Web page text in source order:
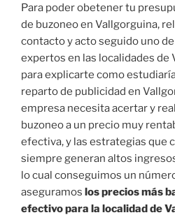
Para poder obetener tu
de buzoneo en Vallgorguina,
contacto y acto seguido uno
expertos en las localidades de
para explicarte como
reparto de publicidad en
empresa necesita acertar y
buzoneo a un precio muy
efectiva, y las estrategias que
siempre generan altos
lo cual conseguimos un
aseguramos los precios más
efectivo para la localidad de